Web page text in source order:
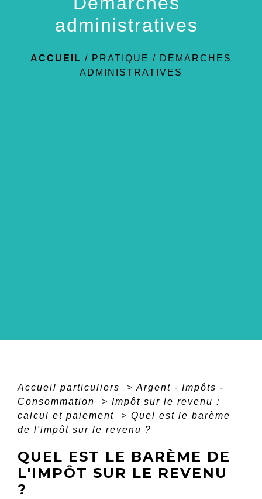
administratives
ACCUEIL / PRATIQUE / DÉMARCHES
ADMINISTRATIVES
Accueil particuliers > Argent - Impôts -
Consommation
> Impôt sur le revenu :
calcul et paiement
> Quel est le barème
de l'impôt sur le revenu ?
QUEL EST LE BARÈME DE
L'IMPÔT SUR LE REVENU
?